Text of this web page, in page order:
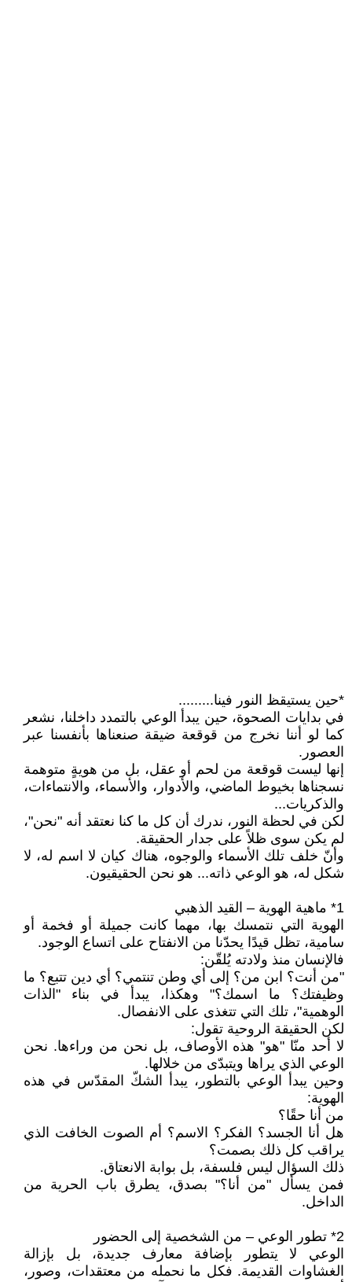
*حين يستيقظ النور فينا.........
في بدايات الصحوة، حين يبدأ الوعي بالتمدد داخلنا، نشعر
كما لو أننا نخرج من قوقعة ضيقة صنعناها بأنفسنا عبر
العصور.
إنها ليست قوقعة من لحم أو عقل، بل من هويةٍ متوهمة
نسجناها بخيوط الماضي، والأدوار، والأسماء، والانتماءات،
والذكريات...
لكن في لحظة النور، ندرك أن كل ما كنا نعتقد أنه "نحن"،
لم يكن سوى ظلاً على جدار الحقيقة.
وأنّ خلف تلك الأسماء والوجوه، هناك كيان لا اسم له، لا
شكل له، هو الوعي ذاته... هو نحن الحقيقيون.
1* ماهية الهوية – القيد الذهبي
الهوية التي نتمسك بها، مهما كانت جميلة أو فخمة أو
سامية، تظل قيدًا يحدّنا من الانفتاح على اتساع الوجود.
فالإنسان منذ ولادته يُلقّن:
"من أنت؟ ابن من؟ إلى أي وطن تنتمي؟ أي دين تتبع؟ ما
وظيفتك؟ ما اسمك؟" وهكذا، يبدأ في بناء "الذات
الوهمية"، تلك التي تتغذى على الانفصال.
لكن الحقيقة الروحية تقول:
لا أحد منّا "هو" هذه الأوصاف، بل نحن من وراءها. نحن
الوعي الذي يراها ويتبدّى من خلالها.
وحين يبدأ الوعي بالتطور، يبدأ الشكّ المقدّس في هذه
الهوية:
من أنا حقًا؟
هل أنا الجسد؟ الفكر؟ الاسم؟ أم الصوت الخافت الذي
يراقب كل ذلك بصمت؟
ذلك السؤال ليس فلسفة، بل بوابة الانعتاق.
فمن يسأل "من أنا؟" بصدق، يطرق باب الحرية من
الداخل.
2* تطور الوعي – من الشخصية إلى الحضور
الوعي لا يتطور بإضافة معارف جديدة، بل بإزالة
الغشاوات القديمة. فكل ما نحمله من معتقدات، وصور،